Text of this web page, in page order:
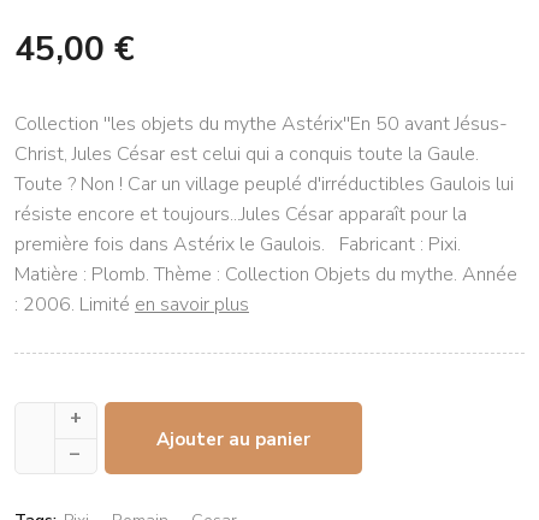
45,00 €
Collection ''les objets du mythe Astérix''En 50 avant Jésus-
Christ, Jules César est celui qui a conquis toute la Gaule.
Toute ? Non ! Car un village peuplé d'irréductibles Gaulois lui
résiste encore et toujours...Jules César apparaît pour la
première fois dans Astérix le Gaulois. Fabricant : Pixi.
Matière : Plomb. Thème : Collection Objets du mythe. Année
: 2006. Limité en savoir plus
+
–
Ajouter au panier